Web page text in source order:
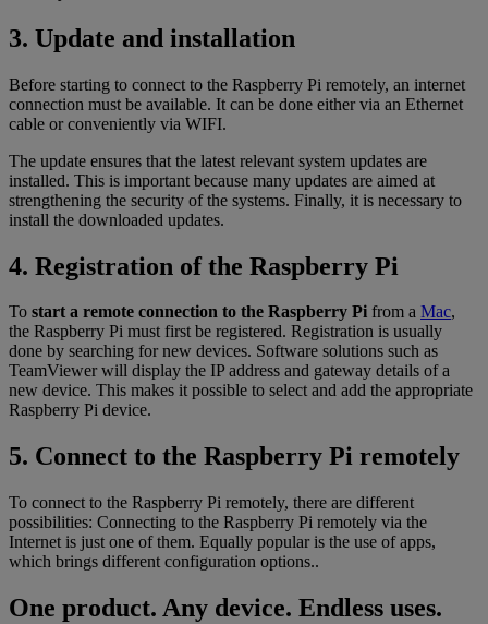
3. Update and installation
Before starting to connect to the Raspberry Pi remotely, an internet
connection must be available. It can be done either via an Ethernet
cable or conveniently via WIFI.
The update ensures that the latest relevant system updates are
installed. This is important because many updates are aimed at
strengthening the security of the systems. Finally, it is necessary to
install the downloaded updates.
4. Registration of the Raspberry Pi
To start a remote connection to the Raspberry Pi from a Mac,
the Raspberry Pi must first be registered. Registration is usually
done by searching for new devices. Software solutions such as
TeamViewer will display the IP address and gateway details of a
new device. This makes it possible to select and add the appropriate
Raspberry Pi device.
5. Connect to the Raspberry Pi remotely
To connect to the Raspberry Pi remotely, there are different
possibilities: Connecting to the Raspberry Pi remotely via the
Internet is just one of them. Equally popular is the use of apps,
which brings different configuration options..
One product. Any device. Endless uses.